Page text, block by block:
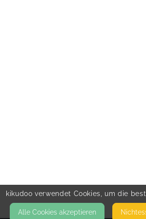
kikudoo verwendet Cookies, um die
Alle Cookies akzeptieren